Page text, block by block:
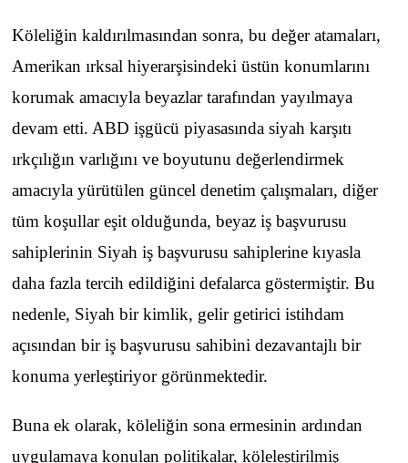
Köleliğin kaldırılmasından sonra, bu değer atamaları,
Amerikan ırksal hiyerarşisindeki üstün konumlarını
korumak amacıyla beyazlar tarafından yayılmaya
devam etti. ABD işgücü piyasasında siyah karşıtı
ırkçılığın varlığını ve boyutunu değerlendirmek
amacıyla yürütülen güncel denetim çalışmaları, diğer
tüm koşullar eşit olduğunda, beyaz iş başvurusu
sahiplerinin Siyah iş başvurusu sahiplerine kıyasla
daha fazla tercih edildiğini defalarca göstermiştir. Bu
nedenle, Siyah bir kimlik, gelir getirici istihdam
açısından bir iş başvurusu sahibini dezavantajlı bir
konuma yerleştiriyor görünmektedir.
Buna ek olarak, köleliğin sona ermesinin ardından
uygulamaya konulan politikalar, köleleştirilmiş